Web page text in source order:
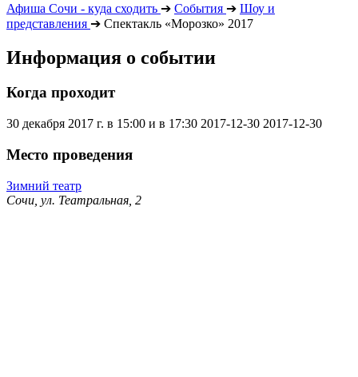
Афиша Сочи - куда сходить ➔ События ➔ Шоу и
представления ➔ Спектакль «Морозко» 2017
Информация о событии
Когда проходит
30 декабря 2017 г. в 15:00 и в 17:30 2017-12-30 2017-12-30
Место проведения
Зимний театр
Сочи, ул. Театральная, 2